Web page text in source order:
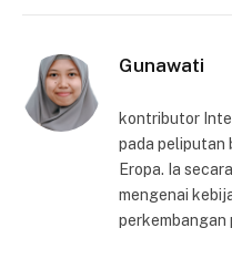
Gunawati
kontributor
pada peliputan
Eropa. Ia
mengenai